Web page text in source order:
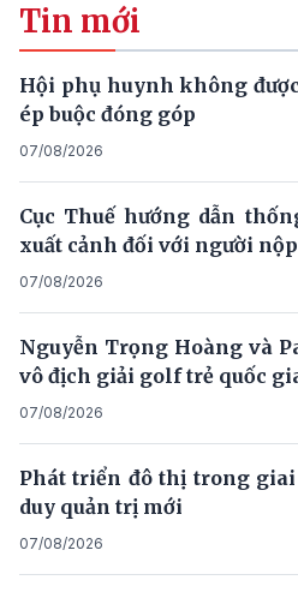
Tin mới
Hội phụ huynh không
ép buộc đóng góp
07/08/2026
Cục Thuế hướng dẫn
xuất cảnh đối với người
07/08/2026
Nguyễn Trọng Hoàng và
vô địch giải golf trẻ quốc
07/08/2026
Phát triển đô thị trong giai
duy quản trị mới
07/08/2026